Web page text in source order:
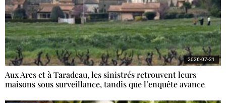
Aux Arcs et à Taradeau, les sinistrés retrouvent leurs
maisons sous surveillance, tandis que l’enquête avance
2026-07-21